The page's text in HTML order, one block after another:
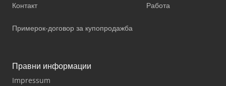
Контакт
Примерок-договор за купопродажба
Работа
Правни информации
Impressum